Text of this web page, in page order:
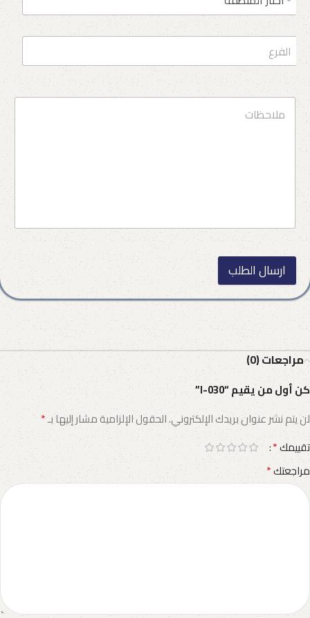
ارسال الطلب
مراجعات (0)
كن أول من يقيم “I-030”
لن يتم نشر عنوان بريدك الإلكتروني.الحقول الإلزامية مشار إليها بـ*
تقييمك*
مراجعتك*